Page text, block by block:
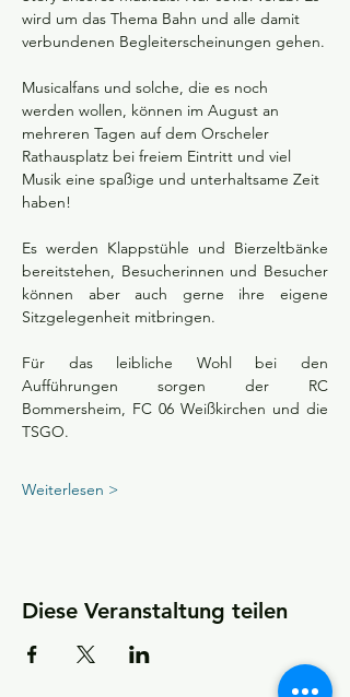
wird um das Thema Bahn und alle damit
verbundenen Begleiterscheinungen gehen.
Musicalfans und solche, die es noch
werden wollen, können im August an
mehreren Tagen auf dem Orscheler
Rathausplatz bei freiem Eintritt und viel
Musik eine spaßige und unterhaltsame Zeit
haben!
Es werden Klappstühle und Bierzeltbänke
bereitstehen, Besucherinnen und Besucher
können aber auch gerne ihre eigene
Sitzgelegenheit mitbringen.
Für das leibliche Wohl bei den
Aufführungen sorgen der RC
Bommersheim, FC 06 Weißkirchen und die
TSGO.
Weiterlesen >
Diese Veranstaltung teilen